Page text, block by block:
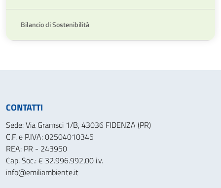
Bilancio di Sostenibilità
CONTATTI
Sede: Via Gramsci 1/B, 43036 FIDENZA (PR)
C.F. e P.IVA: 02504010345
REA: PR - 243950
Cap. Soc.: € 32.996.992,00 i.v.
info@emiliambiente.it